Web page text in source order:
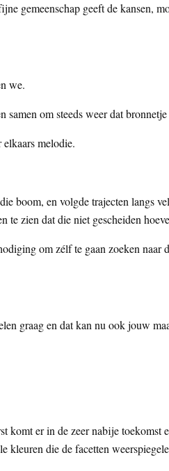
gemeenschap geeft de kansen,
we.
om steeds weer dat
melodie.
boom, en volgde trajecten langs
te zien dat die niet gescheiden
om zélf te gaan zoeken naar
graag en dat kan nu ook jouw
komt er in de zeer nabije toekomst
kleuren die de facetten